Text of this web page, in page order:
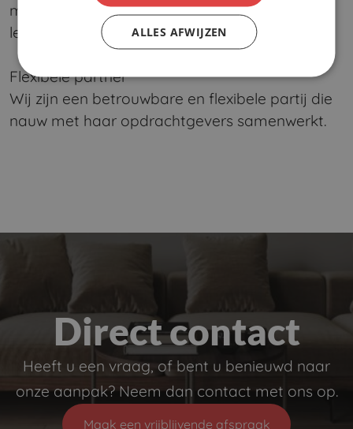
meedenken met onze opdrachtgevers en het
leveren van goede service.
Flexibele partner
Wij zijn een betrouwbare en flexibele partij die
nauw met haar opdrachtgevers samenwerkt.
Direct contact
Heeft u een vraag, of bent u benieuwd naar
onze aanpak? Neem dan contact met ons op.
Maak een vrijblijvende afspraak
ALLES AFWIJZEN